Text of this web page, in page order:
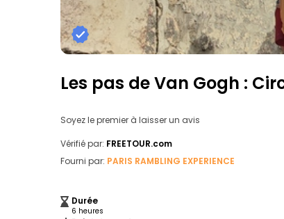
Les pas de Van Gogh :
Soyez le premier à laisser un avis
Vérifié par: FREETOUR.com
Fourni par: PARIS RAMBLING EXPERIENCE
Durée
6 heures